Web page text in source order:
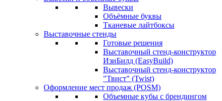
Вывески
Объёмные буквы
Тканевые лайтбоксы
Выставочные стенды
Готовые решения
Выставочный стенд-конструктор
ИзиБилд (EasyBuild)
Выставочный стенд-конструктор
"Твист" (Twist)
Оформление мест продаж (POSM)
Объемные кубы с брендингом